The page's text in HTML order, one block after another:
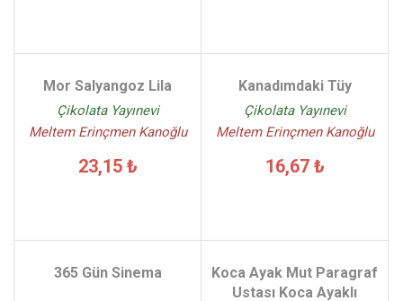
Mor Salyangoz Lila
Çikolata Yayınevi
Meltem Erinçmen Kanoğlu
23,15 ₺
Kanadımdaki Tüy
Çikolata Yayınevi
Meltem Erinçmen Kanoğlu
16,67 ₺
365 Gün Sinema
Koca Ayak Mut Paragraf
Ustası Koca Ayaklı